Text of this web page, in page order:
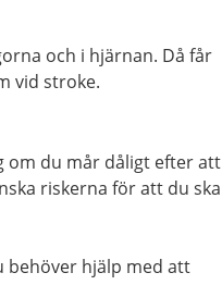
och i hjärnan. Då får
vid stroke.
om du mår dåligt efter att
riskerna för att du ska
behöver hjälp med att